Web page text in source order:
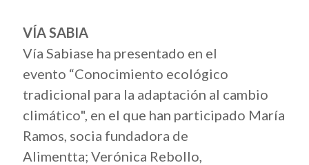
VÍA SABIA
Vía Sabiase ha presentado en el
evento “Conocimiento ecológico
tradicional para la adaptación al cambio
climático", en el que han participado María
Ramos, socia fundadora de
Alimentta; Verónica Rebollo,